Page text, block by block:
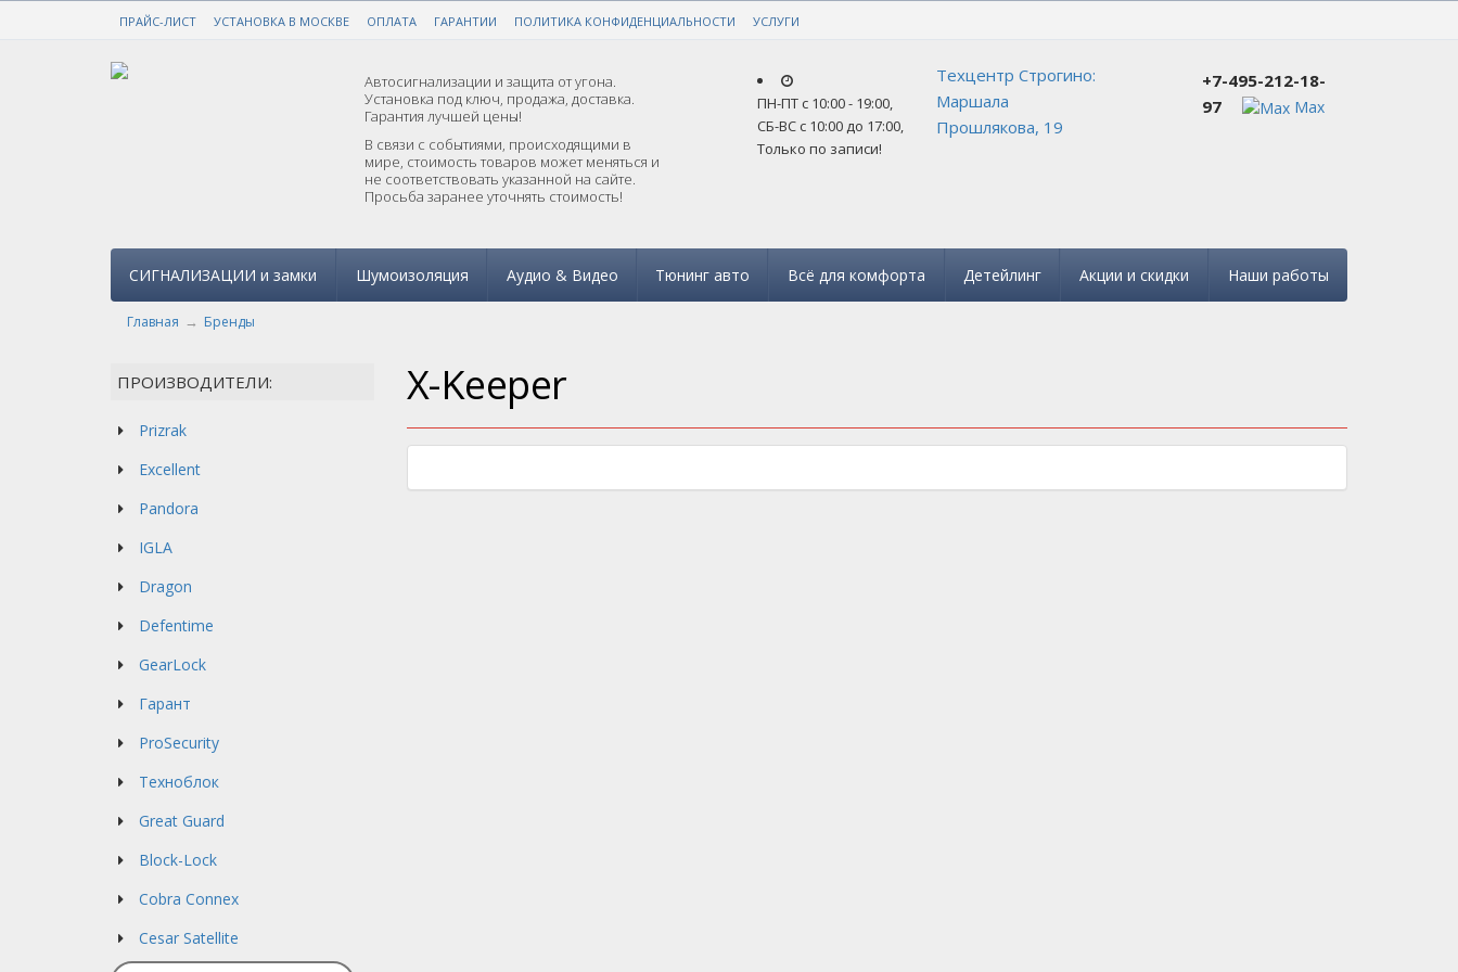
НАДЕЖНАЯ ЗАЩИТА ОТ УГОНА С ГАРАНТИЕЙ! ЗАКАЗАТЬ ПОДБОР ПО АВТО
ПРАЙС-ЛИСТ УСТАНОВКА В МОСКВЕ ОПЛАТА ГАРАНТИИ ПОЛИТИКА КОНФИДЕНЦИАЛЬНОСТИ УСЛУГИ
Автосигнализации и защита от угона.
Установка под ключ, продажа, доставка.
Гарантия лучшей цены!
В связи с событиями, происходящими в
мире, стоимость товаров может меняться и
не соответствовать указанной на сайте.
Просьба заранее уточнять стоимость!
ПН-ПТ с 10:00 - 19:00,
СБ-ВС с 10:00 до 17:00,
Только по записи!
Техцентр Строгино:
Маршала
Прошлякова, 19
+7-495-212-18-
97
Max
СИГНАЛИЗАЦИИ и замки Шумоизоляция Аудио & Видео Тюнинг авто Всё для комфорта Детейлинг Акции и скидки Наши работы
Главная Бренды
X-Keeper
ПРОИЗВОДИТЕЛИ:
Prizrak
Excellent
Pandora
IGLA
Dragon
Defentime
GearLock
Гарант
ProSecurity
Техноблок
Great Guard
Block-Lock
Cobra Сonnex
Cesar Satellite